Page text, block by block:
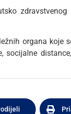
zdravstvenog
organa koje
socijalne